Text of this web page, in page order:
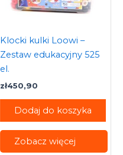
Klocki kulki Loowi –
Zestaw edukacyjny 525
el.
zł450,90
Dodaj do koszyka
Zobacz więcej